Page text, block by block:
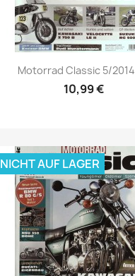
Vorschau
Motorrad Classic 5/
10,99 €
NICHT AUF LAGER